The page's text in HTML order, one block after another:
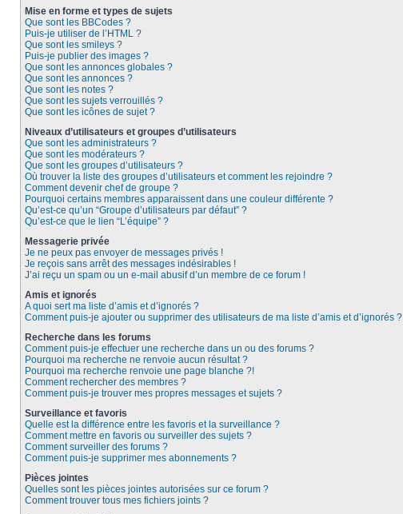
Mise en forme et types de sujets
Que sont les BBCodes ?
Puis-je utiliser de l’HTML ?
Que sont les smileys ?
Puis-je publier des images ?
Que sont les annonces globales ?
Que sont les annonces ?
Que sont les notes ?
Que sont les sujets verrouillés ?
Que sont les icônes de sujet ?
Niveaux d’utilisateurs et groupes d’utilisateurs
Que sont les administrateurs ?
Que sont les modérateurs ?
Que sont les groupes d’utilisateurs ?
Où trouver la liste des groupes d’utilisateurs et comment les rejoindre ?
Comment devenir chef de groupe ?
Pourquoi certains membres apparaissent dans une couleur différente ?
Qu’est-ce qu’un “Groupe d’utilisateurs par défaut” ?
Qu’est-ce que le lien “L’équipe” ?
Messagerie privée
Je ne peux pas envoyer de messages privés !
Je reçois sans arrêt des messages indésirables !
J’ai reçu un spam ou un e-mail abusif d’un membre de ce forum !
Amis et ignorés
A quoi sert ma liste d’amis et d’ignorés ?
Comment puis-je ajouter ou supprimer des utilisateurs de ma liste d’amis et d’ignorés ?
Recherche dans les forums
Comment puis-je effectuer une recherche dans un ou des forums ?
Pourquoi ma recherche ne renvoie aucun résultat ?
Pourquoi ma recherche renvoie une page blanche ?!
Comment rechercher des membres ?
Comment puis-je trouver mes propres messages et sujets ?
Surveillance et favoris
Quelle est la différence entre les favoris et la surveillance ?
Comment mettre en favoris ou surveiller des sujets ?
Comment surveiller des forums ?
Comment puis-je supprimer mes abonnements ?
Pièces jointes
Quelles sont les pièces jointes autorisées sur ce forum ?
Comment trouver tous mes fichiers joints ?